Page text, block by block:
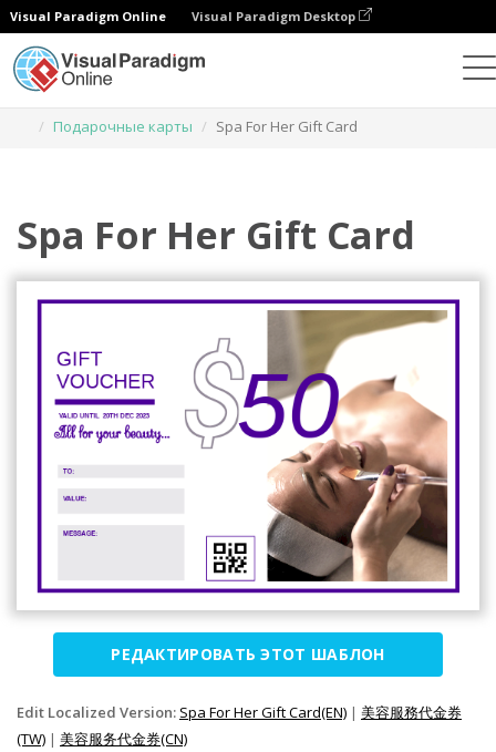
Visual Paradigm Online Visual Paradigm Desktop
Подарочные карты
Spa For Her Gift Card
Spa For Her Gift Card
РЕДАКТИРОВАТЬ ЭТОТ ШАБЛОН
Edit Localized Version: Spa For Her Gift Card(EN) | 美容服務代金券
(TW) | 美容服务代金券(CN)